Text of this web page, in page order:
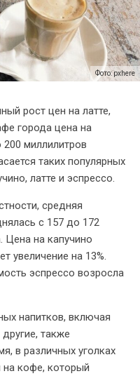
Фото: pxhere
рост цен на латте,
города цена на
миллилитров
таких популярных
латте и эспрессо.
средняя
с 157 до 172
Цена на капучино
увеличение на 13%.
эспрессо возросла
напитков, включая
также
в различных уголках
на кофе, который